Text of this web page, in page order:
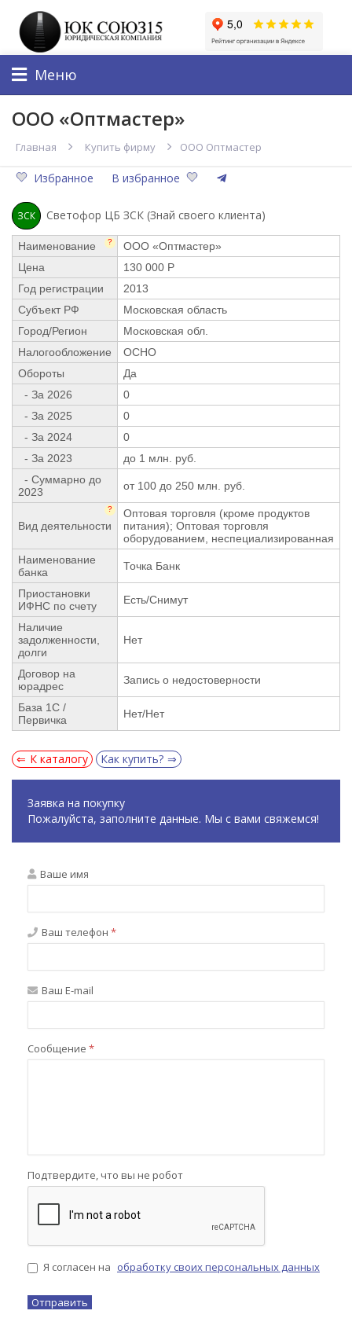
Меню
ООО «Оптмастер»
Главная Купить фирму ООО Оптмастер
Избранное В избранное
ЗСК Светофор ЦБ ЗСК (Знай своего клиента)
Наименование ?
ООО «Оптмастер»
Цена
130 000 Р
Год регистрации
2013
Субъект РФ
Московская область
Город/Регион
Московская обл.
Налогообложение
ОСНО
Обороты
Да
- За 2026
0
- За 2025
0
- За 2024
0
- За 2023
до 1 млн. руб.
- Суммарно до
2023
от 100 до 250 млн. руб.
Вид деятельности
?
Оптовая торговля (кроме продуктов
питания); Оптовая торговля
оборудованием, неспециализированная
Наименование
банка
Точка Банк
Приостановки
ИФНС по счету
Есть/Снимут
Наличие
задолженности,
долги
Нет
Договор на
юрадрес
Запись о недостоверности
База 1С /
Первичка
Нет/Нет
К каталогу Как купить?
Заявка на покупку
Пожалуйста, заполните данные. Мы с вами свяжемся!
Ваше имя
Ваш телефон *
Ваш E-mail
Сообщение *
Подтвердите, что вы не робот
Я согласен на обработку своих персональных данных